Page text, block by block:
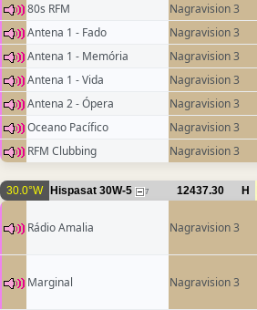
80s RFM Nagravision 3
Antena 1 - Fado
Nagravision 3
Antena 1 - Memória
Nagravision 3
Antena 1 - Vida
Nagravision 3
Antena 2 - Ópera
Nagravision 3
Oceano Pacífico
Nagravision 3
RFM Clubbing
Nagravision 3
30.0°W Hispasat 30W-5 7 12437.30 H
Rádio Amalia Nagravision 3
Marginal Nagravision 3